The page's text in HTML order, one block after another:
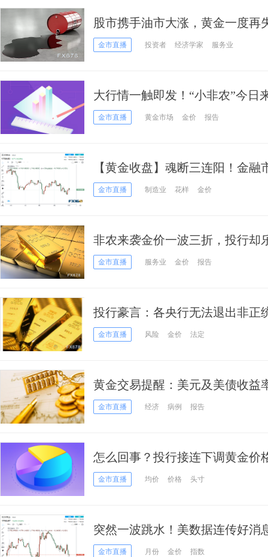
股市携手油市大涨，黄金一度再
金市直播 投资者 经济学家 服务业
大行情一触即发！“小非农”今日
波动 小心ADP再度爆出大冷
金市直播 黄金市场 金价 报告
【黄金收盘】魂断三连阳！金融
金跌势卷土重来、盘中一度下破
金市直播 制造业 花样 金价
非农来袭金价一波三折，投行却
位！
金市直播 服务业 金价 报告
投行豪言：各央行无法退出非正
5500美元！
金市直播 风险 金价 法定
黄金交易提醒：美元及美债收益
关注ADP就业
金市直播 经济 病例 报告
怎么回事？投行接连下调黄金价
油最新操作策略
金市直播 均价 价格 头寸
突然一波跳水！美数据连传好消
金急跌逾20美元下破1750
金市直播 月份 金价 指数